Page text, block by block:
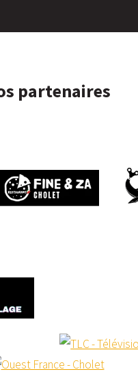
partenaires